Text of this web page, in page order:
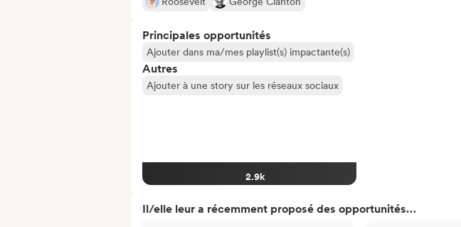
Principales opportunités
Ajouter dans ma/mes playlist(s) impactante(s)
Autres
Ajouter à une story sur les réseaux sociaux
2.9k
Il/elle leur a récemment proposé des opportunités…